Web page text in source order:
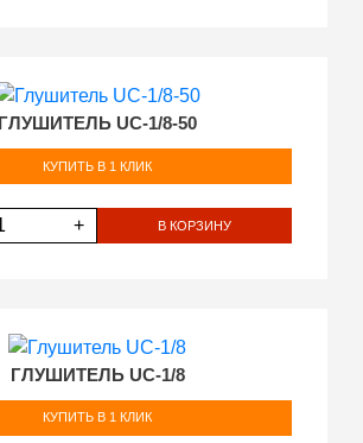
ГЛУШИТЕЛЬ UC-1/8-50
КУПИТЬ В 1 КЛИК
+ В КОРЗИНУ
ГЛУШИТЕЛЬ UC-1/8
КУПИТЬ В 1 КЛИК